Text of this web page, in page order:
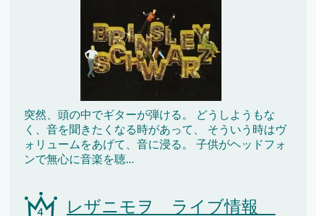
突然、頭の中でギターが弾ける。 どうしようもな
く、音を聞きたくなる時があって、 そういう時はヴ
ォリュームをあげて、音に浸る。 子供がヘッドフォ
ンで無心に音楽を聴...
レザニモヲ ライブ情報